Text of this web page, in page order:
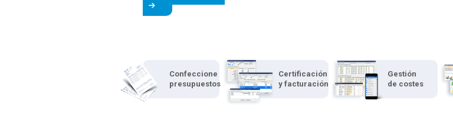
Confeccione
presupuestos
Certificación
y facturación
Gestión
de costes